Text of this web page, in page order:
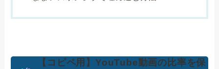
【コピペ用】YouTube動画の比率を保